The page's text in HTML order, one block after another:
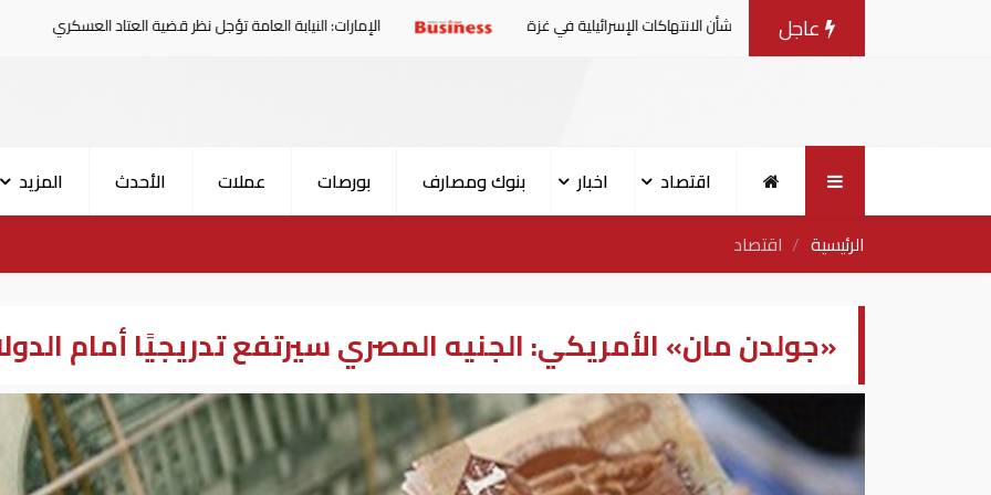
عاجل
يصدرون بيانا مشتركا بشأن الانتهاكات الإسرائيلية في غزة الإمارات: النيابة العامة تؤجل نظر قضية العتاد العسكري للسودان
اقتصاد اخبار بنوك ومصارف بورصات عملات الأحدث المزيد
الرئيسية
اقتصاد
«جولدن مان» الأمريكي: الجنيه المصري سيرتفع تدريجيًا أمام